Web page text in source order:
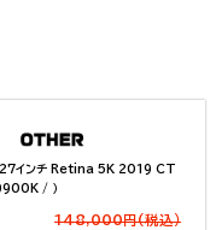
インチ Retina 5K 2019 CT
/ ）
148,000円(税込）